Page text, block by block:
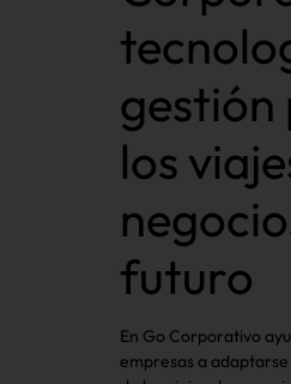
gestión
los
futuro
En Go Corporativo
empresas a